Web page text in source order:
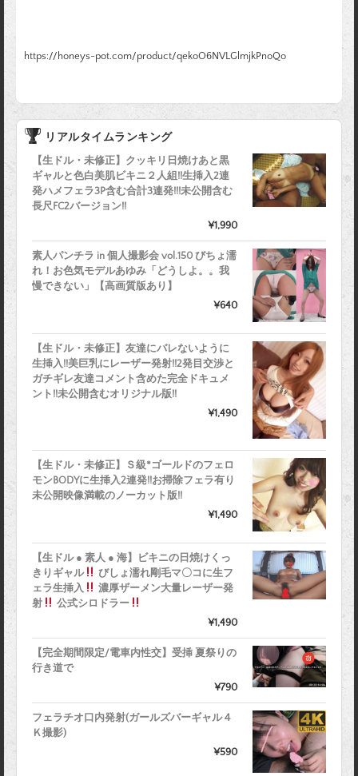
https://honeys-pot.com/product/qekoO6NVLGlmjkPnoQo
リアルタイムランキング
【生ドル・未修正】クッキリ日焼けあと黒
ギャルと色白美肌ビキニ２人組!!生挿入2連
発ハメフェラ3P含む合計3連発!!!未公開含む
長尺FC2バージョン!!
¥1,990
素人パンチラ in 個人撮影会 vol.150 びちょ濡
れ！お色気モデルあゆみ「どうしよ。。我
慢できない」【高画質版あり】
¥640
【生ドル・未修正】友達にバレないように
生挿入!!美巨乳にレーザー発射!!2発目交渉と
ガチギレ友達コメント含めた完全ドキュメ
ント!!未公開含むオリジナル版!!
¥1,490
【生ドル・未修正】Ｓ級*ゴールドのフェロ
モンBODYに生挿入2連発!!お掃除フェラ有り
未公開映像満載のノーカット版!!
¥1,490
【生ドル ● 素人 ● 海】ビキニの日焼けくっ
きりギャル
びしょ濡れ剛毛マ〇コに生フ
ェラ生挿入
濃厚ザーメン大量レーザー発
射
公式シロドラー
¥1,490
【完全期間限定/電車内性交】受挿 夏祭りの
行き道で
¥790
フェラチオ口内発射(ガールズバーギャル４
Ｋ撮影)
¥590